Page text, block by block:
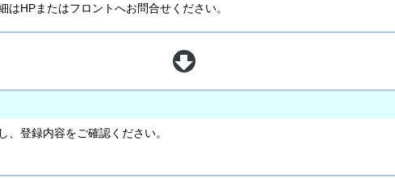
HPまたはフロントへお問合せください。
登録内容をご確認ください。